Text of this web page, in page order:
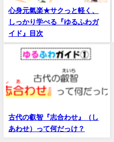
心身元氣楽★サクっと軽く、
しっかり学べる『ゆるふわガ
イド』目次
古代の叡智『志合わせ』（し
あわせ）って何だっけ？